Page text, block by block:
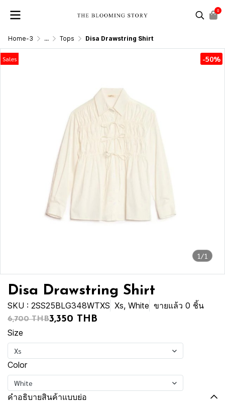
0
Home-3 ... Tops Disa Drawstring Shirt
1/1
Sales -50%
Disa Drawstring Shirt
SKU : 2SS25BLG348WTXS Xs, White ขายแล้ว 0 ชิ้น
6,700 THB3,350 THB
Size
Xs
Color
White
คำอธิบายสินค้าแบบย่อ